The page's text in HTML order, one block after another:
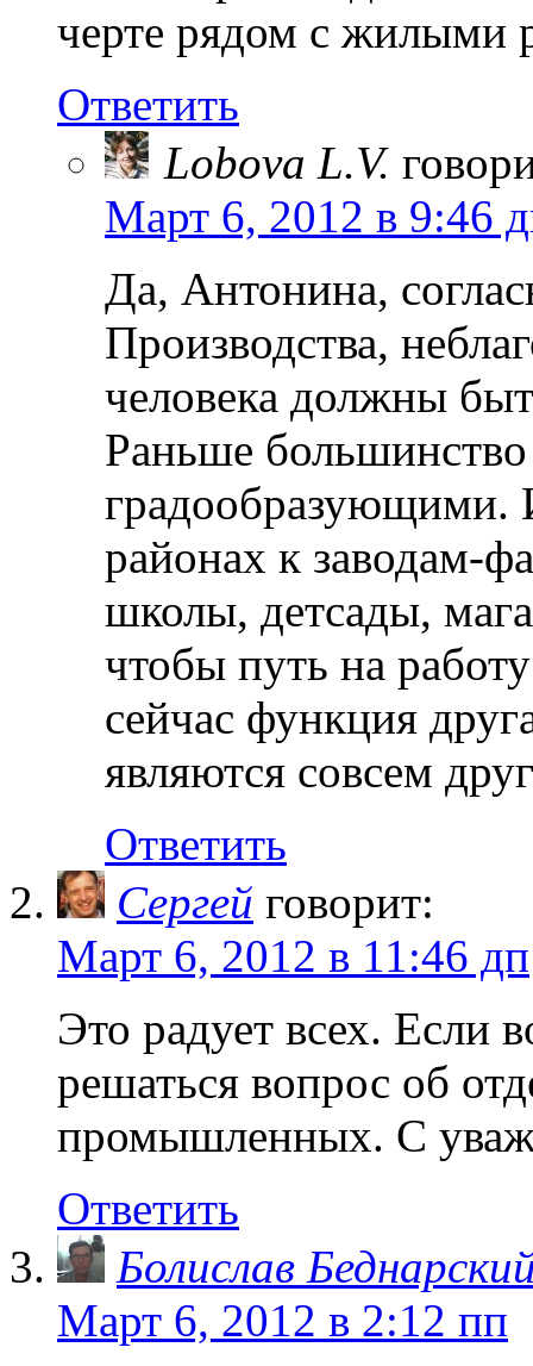
черте рядом с жилыми
Ответить
Lobova L.V.
Март 6, 2012 в 9:46
Да, Антонина,
Производства,
человека должны
Раньше
районах к заводам-
школы, детсады,
чтобы путь на
сейчас функция
являются совсем
Ответить
Сергей говорит:
Март 6, 2012 в 11:46 дп
Это радует всех. Если
решаться вопрос об
промышленных. С
Ответить
Болислав
Март 6, 2012 в 2:12 пп